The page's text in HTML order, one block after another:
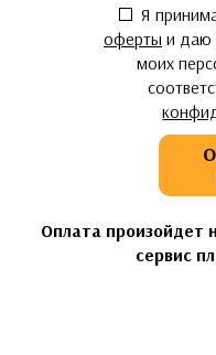
Я
оферты и даю
моих
Оплата произойдет
сервис